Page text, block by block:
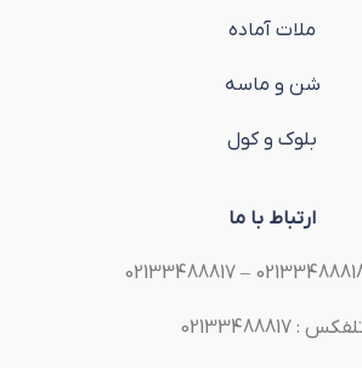
ملات آماده
شن و ماسه
بلوک و کول
ارتباط با ما
: 02133488817